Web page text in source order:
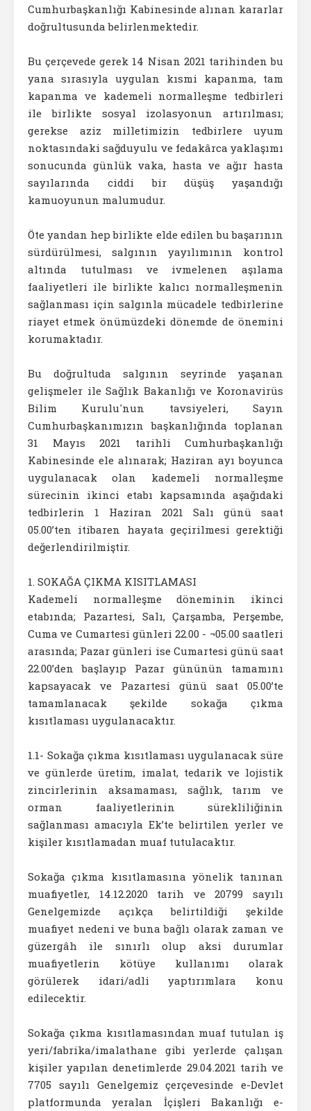
Cumhurbaşkanlığı Kabinesinde alınan kararlar
doğrultusunda belirlenmektedir.
Bu çerçevede gerek 14 Nisan 2021 tarihinden bu
yana sırasıyla uygulan kısmi kapanma, tam
kapanma ve kademeli normalleşme tedbirleri
ile birlikte sosyal izolasyonun artırılması;
gerekse aziz milletimizin tedbirlere uyum
noktasındaki sağduyulu ve fedakârca yaklaşımı
sonucunda günlük vaka, hasta ve ağır hasta
sayılarında ciddi bir düşüş yaşandığı
kamuoyunun malumudur.
Öte yandan hep birlikte elde edilen bu başarının
sürdürülmesi, salgının yayılımının kontrol
altında tutulması ve ivmelenen aşılama
faaliyetleri ile birlikte kalıcı normalleşmenin
sağlanması için salgınla mücadele tedbirlerine
riayet etmek önümüzdeki dönemde de önemini
korumaktadır.
Bu doğrultuda salgının seyrinde yaşanan
gelişmeler ile Sağlık Bakanlığı ve Koronavirüs
Bilim Kurulu'nun tavsiyeleri, Sayın
Cumhurbaşkanımızın başkanlığında toplanan
31 Mayıs 2021 tarihli Cumhurbaşkanlığı
Kabinesinde ele alınarak; Haziran ayı boyunca
uygulanacak olan kademeli normalleşme
sürecinin ikinci etabı kapsamında aşağıdaki
tedbirlerin 1 Haziran 2021 Salı günü saat
05.00’ten itibaren hayata geçirilmesi gerektiği
değerlendirilmiştir.
1. SOKAĞA ÇIKMA KISITLAMASI
Kademeli normalleşme döneminin ikinci
etabında; Pazartesi, Salı, Çarşamba, Perşembe,
Cuma ve Cumartesi günleri 22.00 - ¬05.00 saatleri
arasında; Pazar günleri ise Cumartesi günü saat
22.00’den başlayıp Pazar gününün tamamını
kapsayacak ve Pazartesi günü saat 05.00’te
tamamlanacak şekilde sokağa çıkma
kısıtlaması uygulanacaktır.
1.1- Sokağa çıkma kısıtlaması uygulanacak süre
ve günlerde üretim, imalat, tedarik ve lojistik
zincirlerinin aksamaması, sağlık, tarım ve
orman faaliyetlerinin sürekliliğinin
sağlanması amacıyla Ek’te belirtilen yerler ve
kişiler kısıtlamadan muaf tutulacaktır.
Sokağa çıkma kısıtlamasına yönelik tanınan
muafiyetler, 14.12.2020 tarih ve 20799 sayılı
Genelgemizde açıkça belirtildiği şekilde
muafiyet nedeni ve buna bağlı olarak zaman ve
güzergâh ile sınırlı olup aksi durumlar
muafiyetlerin kötüye kullanımı olarak
görülerek idari/adli yaptırımlara konu
edilecektir.
Sokağa çıkma kısıtlamasından muaf tutulan iş
yeri/fabrika/imalathane gibi yerlerde çalışan
kişiler yapılan denetimlerde 29.04.2021 tarih ve
7705 sayılı Genelgemiz çerçevesinde e-Devlet
platformunda yeralan İçişleri Bakanlığı e-